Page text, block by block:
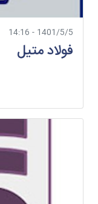
1401/5/5 - 14:16
فولاد متیل